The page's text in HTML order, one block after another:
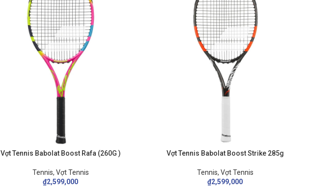
Pure Aero + Unstrung
Babolat Evo Drive
Vợt Tennis Babolat Boost Rafa (260G )
Tennis, Vợt Tennis
₫2,599,000
Vợt Tennis Babolat Boost Strike 285g
Tennis, Vợt Tennis
₫2,599,000